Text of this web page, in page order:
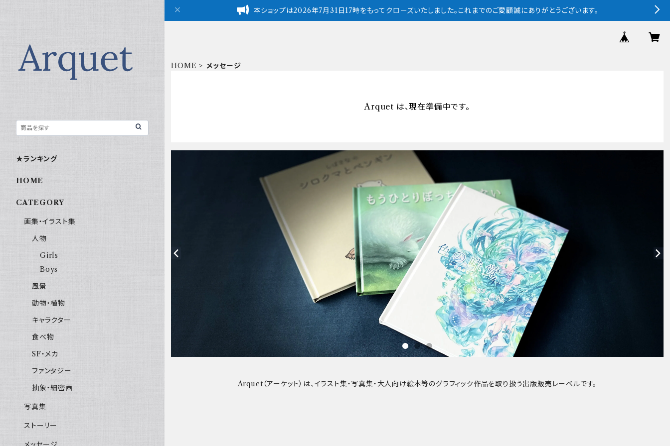
本ショップは2026年7月31日17時をもってクローズいたしました。これまでのご愛顧誠にありがとうございます。
HOME メッセージ
Arquet は、現在準備中です。
Arquet（アーケット）は、イラスト集・写真集・大人向け絵本等のグラフィック作品を取り扱う出版販売レーベルです。
★ランキング
HOME
CATEGORY
画集・イラスト集
人物
Girls
Boys
風景
動物・植物
キャラクター
食べ物
SF・メカ
ファンタジー
抽象・細密画
写真集
ストーリー